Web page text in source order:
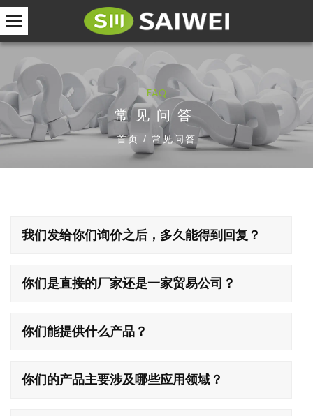
FAQ
常见问答
首页 / 常见问答
我们发给你们询价之后，多久能得到回复？
你们是直接的厂家还是一家贸易公司？
你们能提供什么产品？
你们的产品主要涉及哪些应用领域？